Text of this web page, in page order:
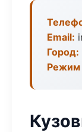
Email:
Город:
Режим